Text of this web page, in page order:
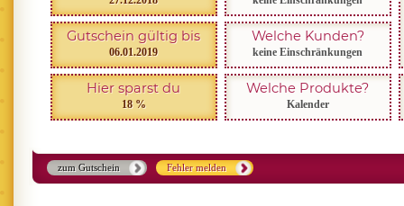
Gutschein gültig bis
06.01.2019
Welche Kunden?
keine Einschränkungen
Hier sparst du
18 %
Welche Produkte?
Kalender
zum Gutschein Fehler melden